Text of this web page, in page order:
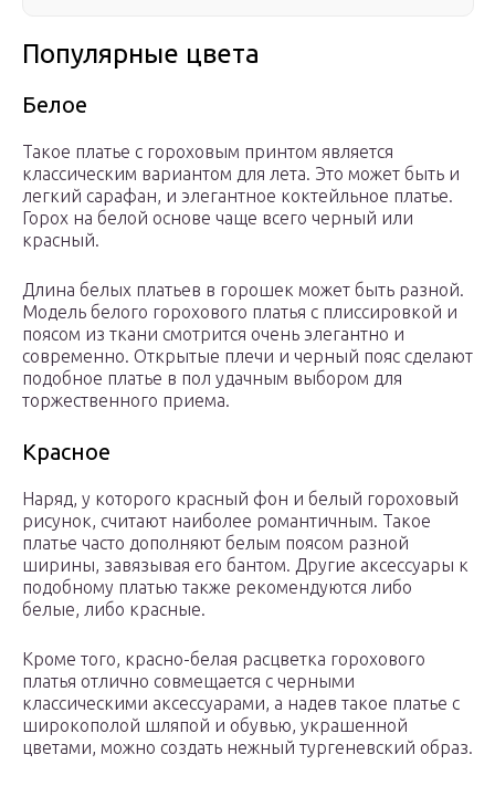
Популярные цвета
Белое
Такое платье с гороховым принтом является
классическим вариантом для лета. Это может быть и
легкий сарафан, и элегантное коктейльное платье.
Горох на белой основе чаще всего черный или
красный.
Длина белых платьев в горошек может быть разной.
Модель белого горохового платья с плиссировкой и
поясом из ткани смотрится очень элегантно и
современно. Открытые плечи и черный пояс сделают
подобное платье в пол удачным выбором для
торжественного приема.
Красное
Наряд, у которого красный фон и белый гороховый
рисунок, считают наиболее романтичным. Такое
платье часто дополняют белым поясом разной
ширины, завязывая его бантом. Другие аксессуары к
подобному платью также рекомендуются либо
белые, либо красные.
Кроме того, красно-белая расцветка горохового
платья отлично совмещается с черными
классическими аксессуарами, а надев такое платье с
широкополой шляпой и обувью, украшенной
цветами, можно создать нежный тургеневский образ.